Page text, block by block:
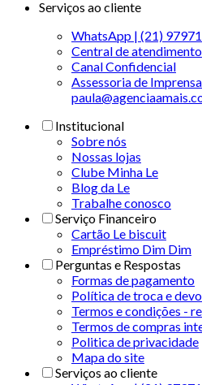
Serviços ao cliente
WhatsApp | (21)
Central de atendimento
Canal Confidencial
Assessoria de
Institucional
Sobre nós
Nossas lojas
Clube Minha Le
Blog da Le
Trabalhe conosco
Serviço Financeiro
Cartão Le biscuit
Empréstimo Dim Dim
Perguntas e Respostas
Formas de pagamento
Política de troca e
Termos e condições -
Termos de compras
Politica de privacidade
Mapa do site
Serviços ao cliente